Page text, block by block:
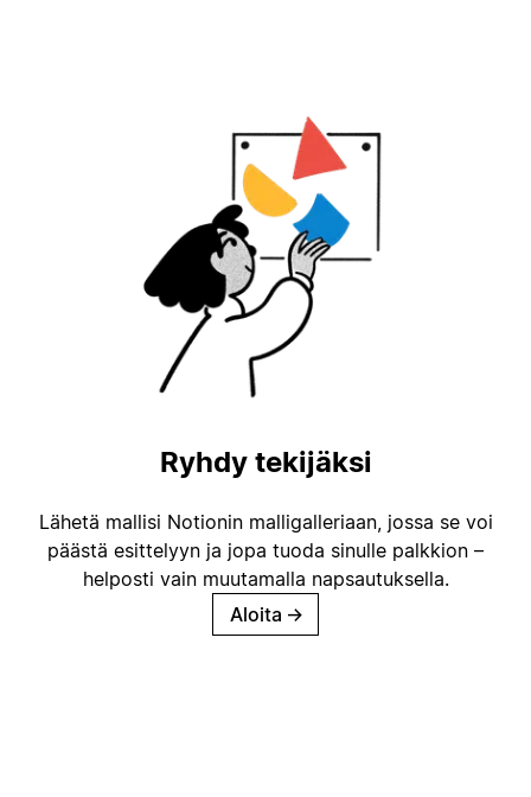
Ryhdy tekijäksi
Lähetä mallisi Notionin malligalleriaan, jossa se voi
päästä esittelyyn ja jopa tuoda sinulle palkkion –
helposti vain muutamalla napsautuksella.
Aloita →